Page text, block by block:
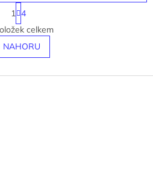
O
v
l
á
S
t
r
á
n
k
v
1
4
celkem
NAHORU